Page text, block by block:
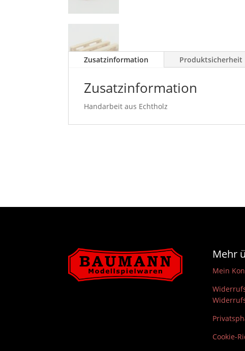
Zusatzinformation Produktsicherheit
Zusatzinformation
Handarbeit aus Echtholz
Mehr
Mein
Cookie-